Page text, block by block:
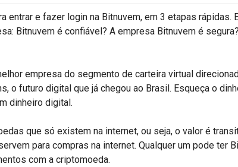
entrar e fazer login na Bitnuvem, em 3 etapas rápidas.
Bitnuvem é confiável? A empresa Bitnuvem é
empresa do segmento de carteira virtual
o futuro digital que já chegou ao Brasil. Esqueça o
dinheiro digital.
que só existem na internet, ou seja, o valor é
para compras na internet. Qualquer um pode ter
com a criptomoeda.